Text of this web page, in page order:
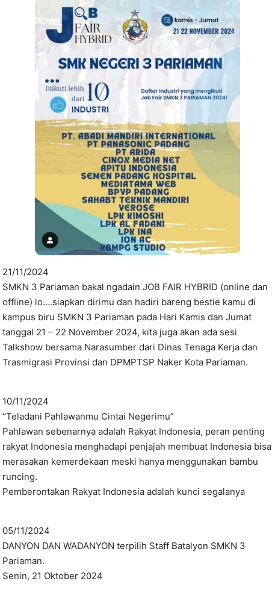
21/11/2024
SMKN 3 Pariaman bakal ngadain JOB FAIR HYBRID (online dan
offline) lo….siapkan dirimu dan hadiri bareng bestie kamu di
kampus biru SMKN 3 Pariaman pada Hari Kamis dan Jumat
tanggal 21 – 22 November 2024, kita juga akan ada sesi
Talkshow bersama Narasumber dari Dinas Tenaga Kerja dan
Trasmigrasi Provinsi dan DPMPTSP Naker Kota Pariaman.
10/11/2024
“Teladani Pahlawanmu Cintai Negerimu”
Pahlawan sebenarnya adalah Rakyat Indonesia, peran penting
rakyat Indonesia menghadapi penjajah membuat Indonesia bisa
merasakan kemerdekaan meski hanya menggunakan bambu
runcing.
Pemberontakan Rakyat Indonesia adalah kunci segalanya
05/11/2024
DANYON DAN WADANYON terpilih Staff Batalyon SMKN 3
Pariaman.
Senin, 21 Oktober 2024